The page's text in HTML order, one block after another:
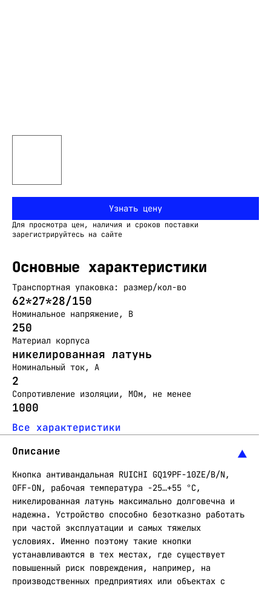
Узнать цену
Для просмотра цен, наличия и сроков поставки
зарегистрируйтесь на сайте
Основные характеристики
Транспортная упаковка: размер/кол-во
62*27*28/150
Номинальное напряжение, В
250
Материал корпуса
никелированная латунь
Номинальный ток, А
2
Сопротивление изоляции, МОм, не менее
1000
Все характеристики
Описание
Кнопка антивандальная RUICHI GQ19PF-10ZE/B/N,
OFF-ON, рабочая температура -25…+55 °C,
никелированная латунь максимально долговечна и
надежна. Устройство способно безотказно работать
при частой эксплуатации и самых тяжелых
условиях. Именно поэтому такие кнопки
устанавливаются в тех местах, где существует
повышенный риск повреждения, например, на
производственных предприятиях или объектах с